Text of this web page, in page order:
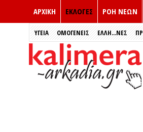
ΑΡΧΙΚΗ ΕΚΛΟΓΈΣ ΡΟΗ ΝΕΩΝ
ΥΓΕΙΑ ΟΜΟΓΕΝΕΙΣ ΈΛΛΗ...ΝΕΣ